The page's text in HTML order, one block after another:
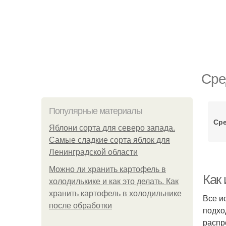
Популярные материалы
Яблони сорта для северо запада.
Самые сладкие сорта яблок для
Ленинградской области
Можно ли хранить картофель в
холодилькике и как это делать. Как
хранить картофель в холодильнике
после обработки
Как
Все